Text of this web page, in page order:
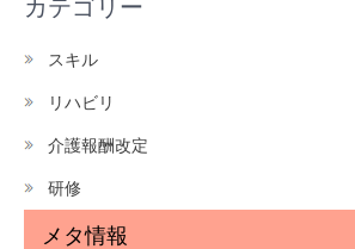
カテゴリー
スキル
リハビリ
介護報酬改定
研修
メタ情報